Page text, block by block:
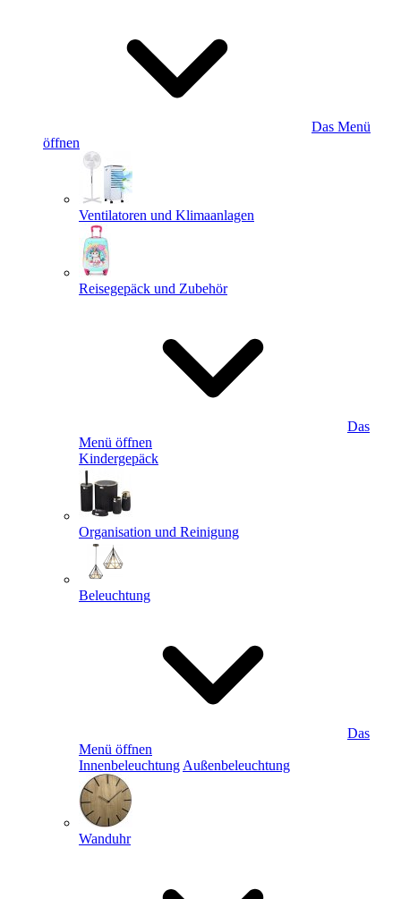
Das Menü
öffnen
Ventilatoren und Klimaanlagen
Reisegepäck und Zubehör
Das
Menü öffnen
Kindergepäck
Organisation und Reinigung
Beleuchtung
Das
Menü öffnen
Innenbeleuchtung Außenbeleuchtung
Wanduhr